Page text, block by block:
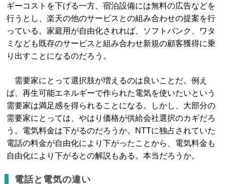
ギーコストを下げる一方、宿泊設備には無料の広告などを
行うとし、楽天の他のサービスとの組み合わせの提案を行
っている。家庭用が自由化されれば、ソフトバンク、ワタ
ミなども既存のサービスと組み合わせ新規の顧客獲得に乗
り出すことになるのだろう。
需要家にとって選択肢が増えるのは良いことだ。例え
ば、再生可能エネルギーで作られた電気を使いたいという
需要家は満足感を得られることになる。しかし、大部分の
需要家にとっては、やはり価格が供給会社選択のカギだろ
う。電気料金は下がるのだろうか。NTTに独占されていた
電話の料金が自由化により下がったことから、電気料金も
自由化により下がるとの解説もある。本当だろうか。
電話と電気の違い